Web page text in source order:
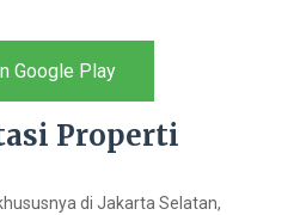
Google Play
Properti
di Jakarta Selatan,